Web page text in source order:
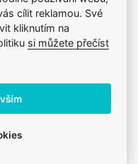
již 20 let.
i problémem.
cílit reklamou. Své
kliknutím na
si můžete přečíst